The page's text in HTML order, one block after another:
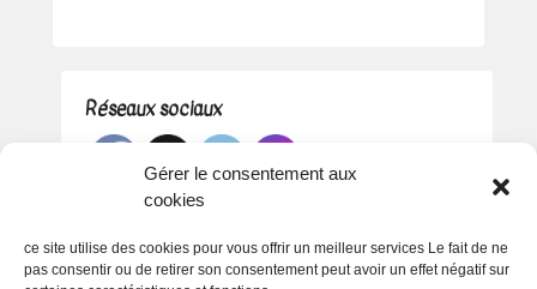
Gérer le consentement aux
cookies
ce site utilise des cookies pour vous offrir un meilleur services Le fait de ne
pas consentir ou de retirer son consentement peut avoir un effet négatif sur
Réseaux sociaux